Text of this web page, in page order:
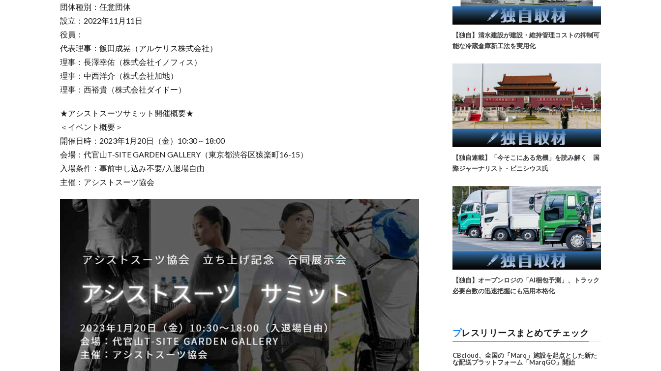
団体種別：任意団体
設立：2022年11月11日
役員：
代表理事：飯田成晃（アルケリス株式会社）
理事：長澤幸佑（株式会社イノフィス）
理事：中西洋介（株式会社加地）
理事：西裕貴（株式会社ダイドー）
★アシストスーツサミット開催概要★
＜イベント概要＞
開催日時：2023年1月20日（金）10:30～18:00
会場：代官山T-SITE GARDEN GALLERY（東京都渋谷区猿楽町16-15）
入場条件：事前申し込み不要/入退場自由
主催：アシストスーツ協会
【独自】清水建設が建設・維持管理コストの抑制可
能な冷蔵倉庫新工法を実用化
【独自連載】「今そこにある危機」を読み解く 国
際ジャーナリスト・ビニシウス氏
【独自】オープンロジの「AI梱包予測」、トラック
必要台数の迅速把握にも活用本格化
プレスリリースまとめてチェック
CBcloud、全国の「Marq」施設を起点とした新た
な配送プラットフォーム「MarqGO」開始